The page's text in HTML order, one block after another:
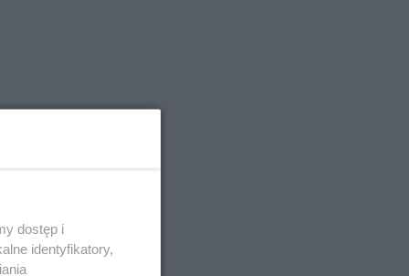
dostęp i
identyfikatory,